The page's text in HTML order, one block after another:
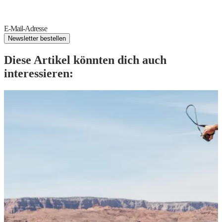
E-Mail-Adresse
Newsletter bestellen
Diese Artikel könnten dich auch
interessieren: